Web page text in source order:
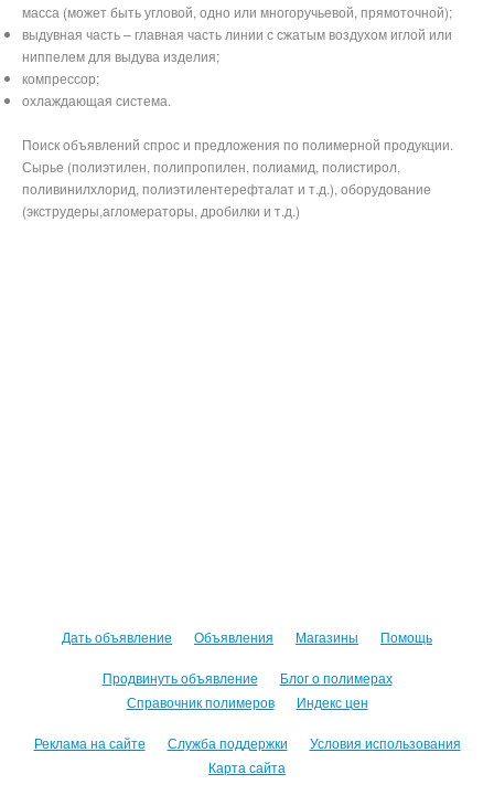
масса (может быть угловой, одно или многоручьевой, прямоточной);
выдувная часть – главная часть линии с сжатым воздухом иглой или
ниппелем для выдува изделия;
компрессор;
охлаждающая система.
Поиск объявлений спрос и предложения по полимерной продукции.
Сырье (полиэтилен, полипропилен, полиамид, полистирол,
поливинилхлорид, полиэтилентерефталат и т.д.), оборудование
(экструдеры,агломераторы, дробилки и т.д.)
Дать объявление Объявления Магазины Помощь
Продвинуть объявление
Блог о полимерах
Справочник полимеров
Индекс цен
Реклама на сайте Служба поддержки
Условия использования
Карта сайта